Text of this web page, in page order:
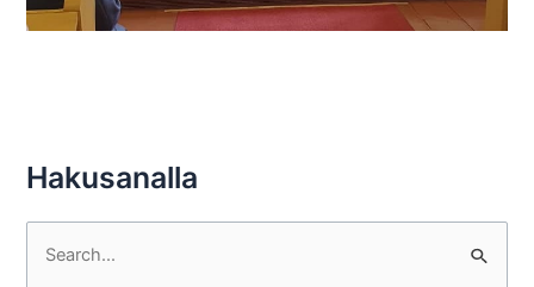
Hakusanalla